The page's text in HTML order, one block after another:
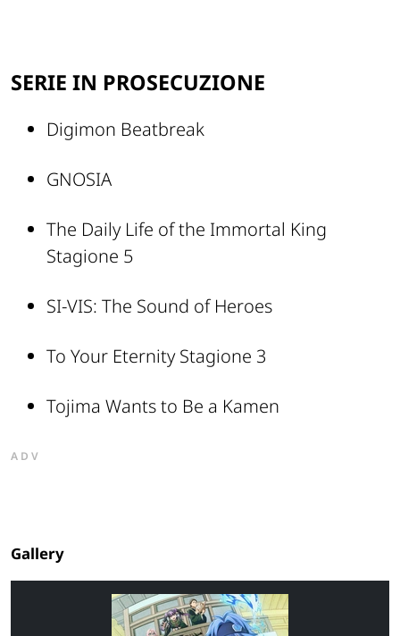
SERIE IN PROSECUZIONE
Digimon Beatbreak
GNOSIA
The Daily Life of the Immortal King
Stagione 5
SI-VIS: The Sound of Heroes
To Your Eternity Stagione 3
Tojima Wants to Be a Kamen
ADV
Gallery